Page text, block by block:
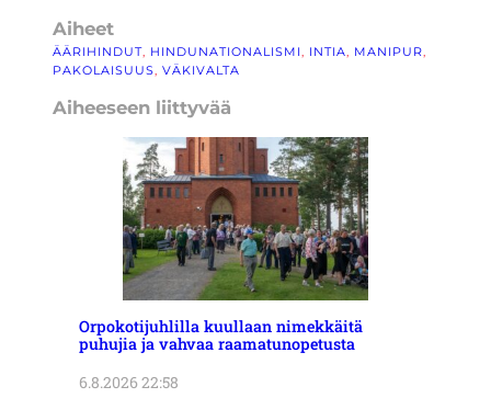
Aiheet
ÄÄRIHINDUT, HINDUNATIONALISMI, INTIA, MANIPUR
PAKOLAISUUS, VÄKIVALTA
Aiheeseen liittyvää
Orpokotijuhlilla kuullaan nimekkäitä
puhujia ja vahvaa raamatunopetusta
6.8.2026 22:58